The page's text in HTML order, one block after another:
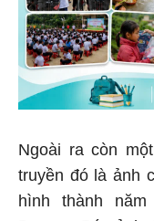
Ngoài ra còn
truyền đó là ảnh
hình thành